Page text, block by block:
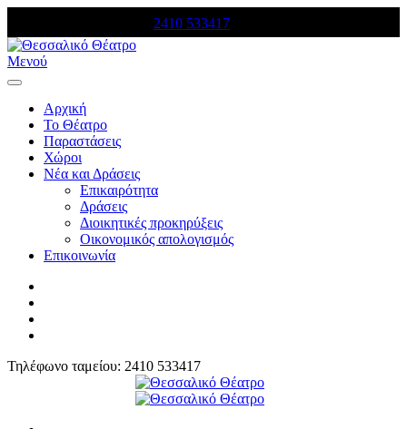
2410 533417
Μενού
Αρχική
Το Θέατρο
Παραστάσεις
Χώροι
Νέα και Δράσεις
Επικαιρότητα
Δράσεις
Διοικητικές προκηρύξεις
Οικονομικός απολογισμός
Επικοινωνία
Τηλέφωνο ταμείου: 2410 533417